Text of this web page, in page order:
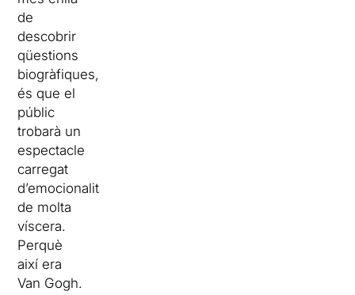
de
descobrir
qüestions
biogràfiques,
és que el
públic
trobarà un
espectacle
carregat
d’emocionalitat,
de molta
víscera.
Perquè
així era
Van Gogh.